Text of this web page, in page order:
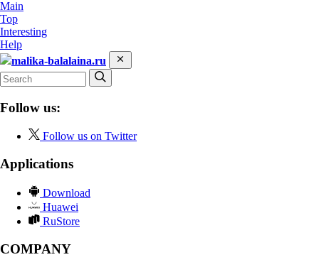
Main
Top
Interesting
Help
malika-balalaina.ru
Follow us:
Follow us on Twitter
Applications
Download
Huawei
RuStore
COMPANY